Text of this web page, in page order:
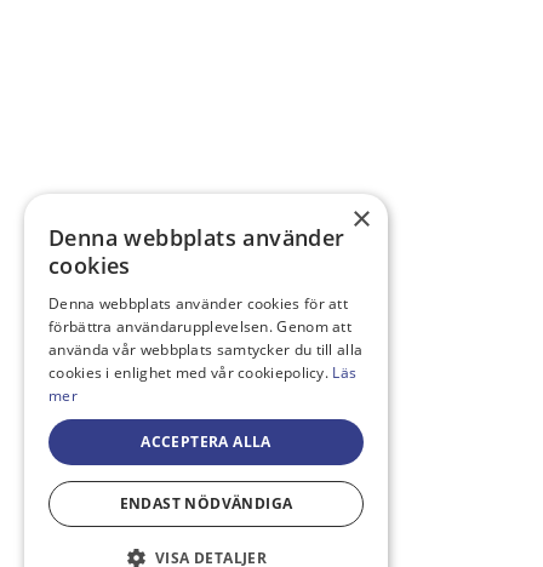
×
Denna webbplats använder
cookies
Denna webbplats använder cookies för att
förbättra användarupplevelsen. Genom att
använda vår webbplats samtycker du till alla
cookies i enlighet med vår cookiepolicy. Läs
mer
ACCEPTERA ALLA
ENDAST NÖDVÄNDIGA
VISA DETALJER